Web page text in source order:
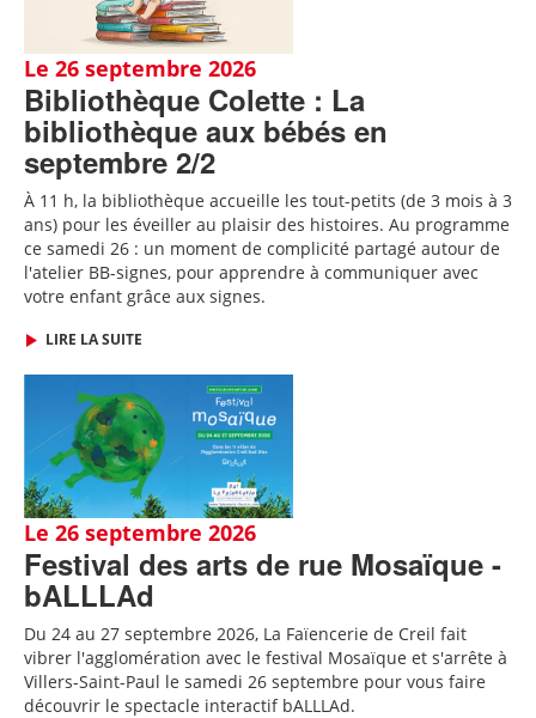
Le 26 septembre 2026
Bibliothèque Colette : La
bibliothèque aux bébés en
septembre 2/2
À 11 h, la bibliothèque accueille les tout-petits (de 3 mois à 3
ans) pour les éveiller au plaisir des histoires. Au programme
ce samedi 26 : un moment de complicité partagé autour de
l'atelier BB-signes, pour apprendre à communiquer avec
votre enfant grâce aux signes.
LIRE LA SUITE
Le 26 septembre 2026
Festival des arts de rue Mosaïque -
bALLLAd
Du 24 au 27 septembre 2026, La Faïencerie de Creil fait
vibrer l'agglomération avec le festival Mosaïque et s'arrête à
Villers-Saint-Paul le samedi 26 septembre pour vous faire
découvrir le spectacle interactif bALLLAd.